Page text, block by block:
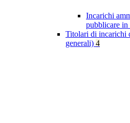
Incarichi
pubblicare in
Titolari di incarichi
generali) 4